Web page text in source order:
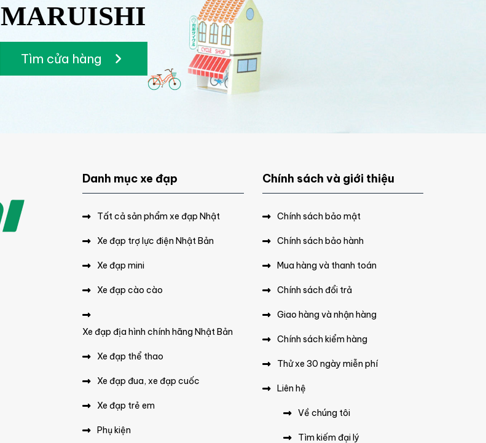
MARUISHI
Tìm cửa hàng
Danh mục xe đạp
Tất cả sản phẩm xe đạp Nhật
Xe đạp trợ lực điện Nhật Bản
Xe đạp mini
Xe đạp cào cào
Xe đạp địa hình chính hãng Nhật Bản
Xe đạp thể thao
Xe đạp đua, xe đạp cuốc
Xe đạp trẻ em
Phụ kiện
Chính sách và giới thiệu
Chính sách bảo mật
Chính sách bảo hành
Mua hàng và thanh toán
Chính sách đổi trả
Giao hàng và nhận hàng
Chính sách kiểm hàng
Thử xe 30 ngày miễn phí
Liên hệ
Về chúng tôi
Tìm kiếm đại lý